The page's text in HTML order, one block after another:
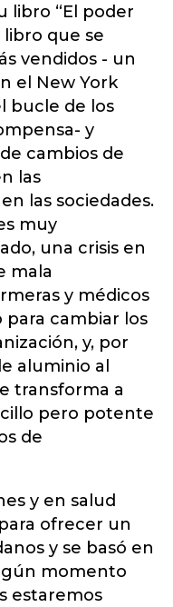
libro “El poder
libro que se
vendidos - un
el New York
bucle de los
y
cambios de
las
las sociedades.
muy
una crisis en
mala
y médicos
para cambiar los
y, por
aluminio al
transforma a
pero potente
de
y en salud
ofrecer un
y se basó en
momento
estaremos